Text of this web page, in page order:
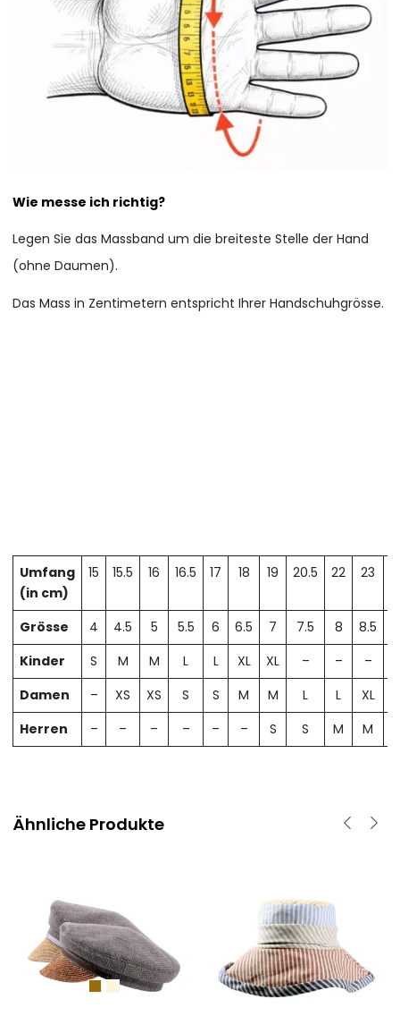
Wie messe ich richtig?
Legen Sie das Massband um die breiteste Stelle der Hand
(ohne Daumen).
Das Mass in Zentimetern entspricht Ihrer Handschuhgrösse.
Umfang
(in cm)
15 15.5 16 16.5 17 18 19 20.5 22 23
Grösse 4 4.5 5 5.5 6 6.5 7 7.5 8 8.5
Kinder
S M M L L XL XL – – –
Damen
– XS XS S S M M L L XL
Herren
– – – – – – S S M M
Ähnliche Produkte